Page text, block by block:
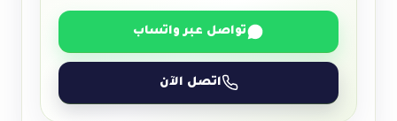
تواصل عبر واتساب
اتصل الآن